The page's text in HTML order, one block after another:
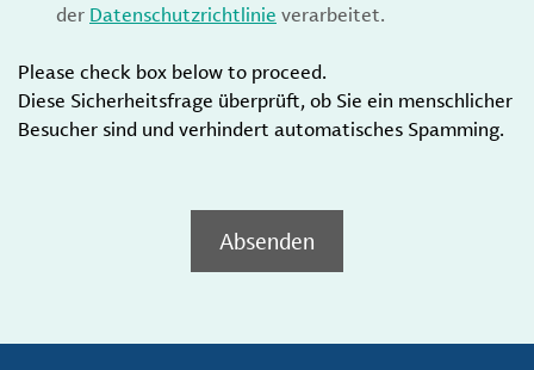
der Datenschutzrichtlinie verarbeitet.
Please check box below to proceed.
Diese Sicherheitsfrage überprüft, ob Sie ein menschlicher
Besucher sind und verhindert automatisches Spamming.
Absenden